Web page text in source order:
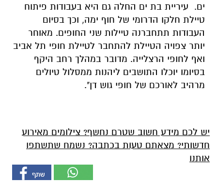
ים. עיריית בת ים החלה גם היא בעבודות פיתוח
טיילת חלקו הדרומי של חוף ימה, וכך בסיום
העבודות תתחברנה טיילות שני החופים. מאוחר
יותר צפויה הטיילת להתחבר לטיילת חופי תל אביב
ואף לחופי הרצלייה. מדובר במהלך רחב היקף
בסיומו יוכלו התושבים ליהנות ממסלול טיולים
מרהיב לאורכם של חופי גוש דן".
יש לכם מידע חשוב שטרם נחשף? צילומים מאירוע
חדשותי? מצאתם טעות בכתבה? נשמח שתשתפו
אותנו